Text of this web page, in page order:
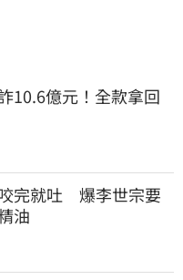
10.6億元！全款拿回
完就吐　爆李世宗要
油